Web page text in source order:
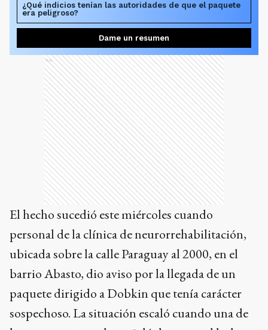
¿Qué indicios tenían las autoridades de que el paquete
era peligroso?
Dame un resumen
Ads
El hecho sucedió este miércoles cuando
personal de la clínica de neurorrehabilitación,
ubicada sobre la calle Paraguay al 2000, en el
barrio Abasto, dio aviso por la llegada de un
paquete dirigido a Dobkin que tenía carácter
sospechoso. La situación escaló cuando una de